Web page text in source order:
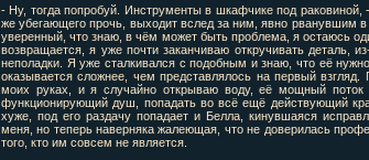
- Ну, тогда попробуй. Инструменты в шкафчике под
же убегающего прочь, выходит вслед за ним, явно рванувшим
уверенный, что знаю, в чём может быть проблема, я остаюсь
возвращается, я уже почти заканчиваю откручивать деталь,
неполадки. Я уже сталкивался с подобным и знаю, что её
оказывается сложнее, чем представлялось на первый
моих руках, и я случайно открываю воду, её мощный
функционирующий душ, попадать во всё ещё действующий
хуже, под его раздачу попадает и Белла, кинувшаяся
меня, но теперь наверняка жалеющая, что не доверилась
того, кто им совсем не является.